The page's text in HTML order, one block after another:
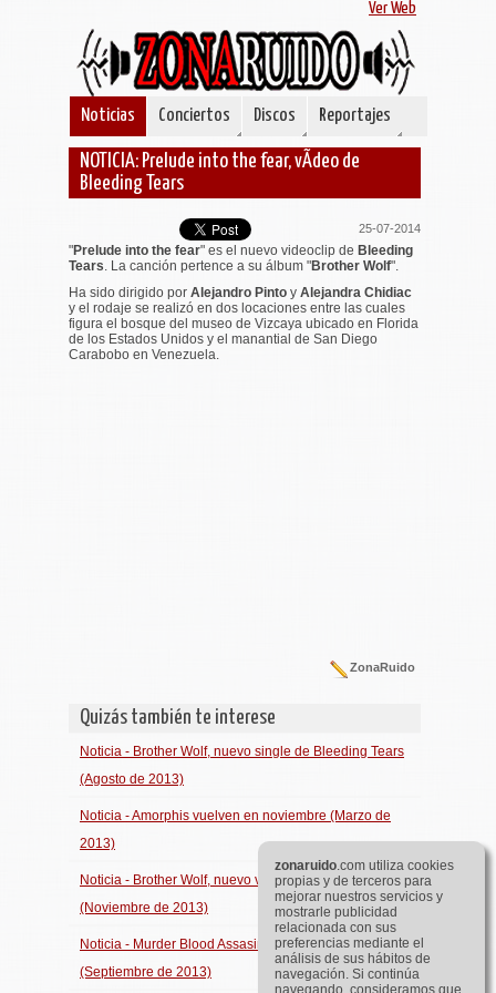
Ver Web
Noticias Conciertos Discos Reportajes
NOTICIA: Prelude into the fear, vÃ­deo de
Bleeding Tears
25-07-2014
"Prelude into the fear" es el nuevo videoclip de Bleeding
Tears . La canción pertence a su álbum "Brother Wolf".
Ha sido dirigido por Alejandro Pinto y Alejandra Chidiac
y el rodaje se realizó en dos locaciones entre las cuales
figura el bosque del museo de Vizcaya ubicado en Florida
de los Estados Unidos y el manantial de San Diego
Carabobo en Venezuela.
ZonaRuido
Quizás también te interese
Noticia - Brother Wolf, nuevo single de Bleeding Tears
(Agosto de 2013)
Noticia - Amorphis vuelven en noviembre (Marzo de
2013)
Noticia - Brother Wolf, nuevo vÃ­deo de Bleeding Tears
(Noviembre de 2013)
Noticia - Murder Blood Assasination, vÃ­deo de Atrocity
(Septiembre de 2013)
zonaruido.com utiliza cookies
propias y de terceros para
mejorar nuestros servicios y
mostrarle publicidad
relacionada con sus
preferencias mediante el
análisis de sus hábitos de
navegación. Si continúa
navegando, consideramos que